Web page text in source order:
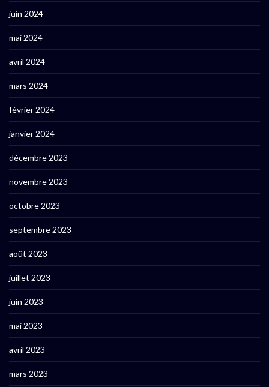
juin 2024
mai 2024
avril 2024
mars 2024
février 2024
janvier 2024
décembre 2023
novembre 2023
octobre 2023
septembre 2023
août 2023
juillet 2023
juin 2023
mai 2023
avril 2023
mars 2023